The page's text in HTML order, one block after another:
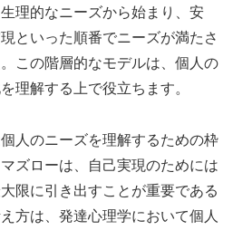
理的なニーズから始まり、安
といった順番でニーズが満たさ
この階層的なモデルは、個人の
理解する上で役立ちます。
人のニーズを理解するための枠
ズローは、自己実現のためには
限に引き出すことが重要である
方は、発達心理学において個人